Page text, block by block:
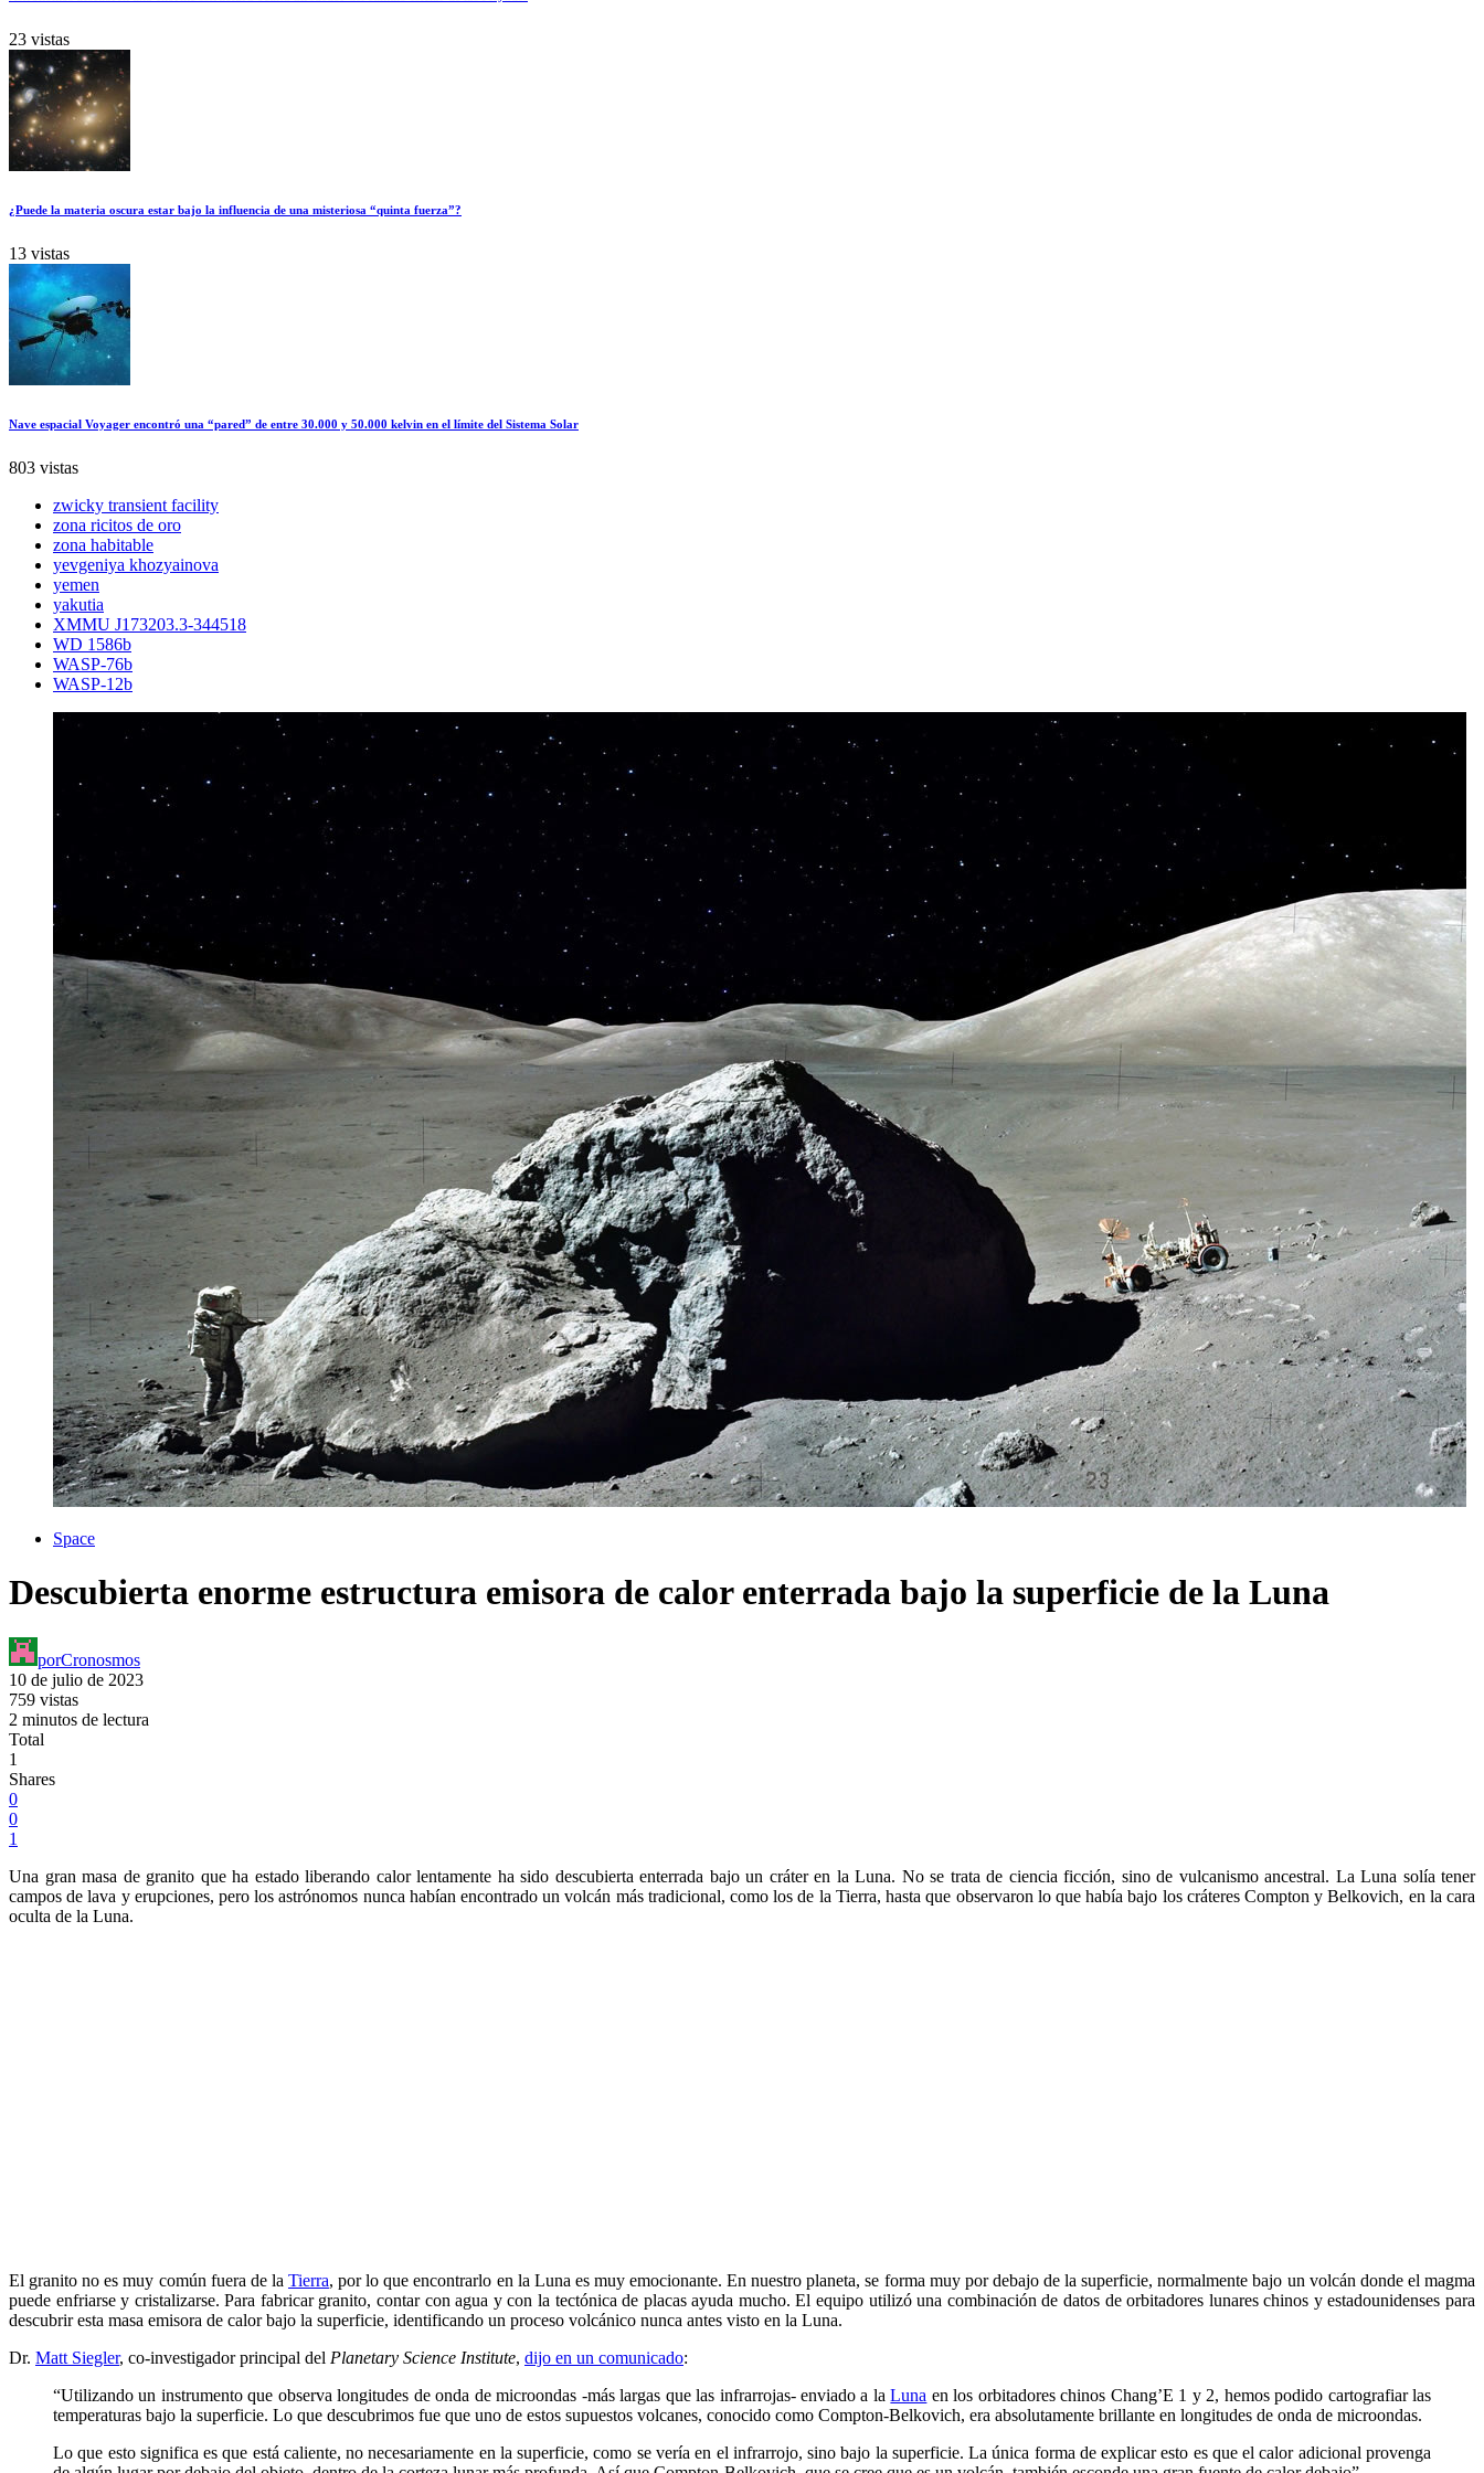
23 vistas
¿Puede la materia oscura estar bajo la influencia de una misteriosa “quinta fuerza”?
13 vistas
Nave espacial Voyager encontró una “pared” de entre 30.000 y 50.000 kelvin en el límite del Sistema Solar
803 vistas
zwicky transient facility
zona ricitos de oro
zona habitable
yevgeniya khozyainova
yemen
yakutia
XMMU J173203.3-344518
WD 1586b
WASP-76b
WASP-12b
Space
Descubierta enorme estructura emisora de calor enterrada bajo la superficie de la Luna
porCronosmos
10 de julio de 2023
759 vistas
2 minutos de lectura
Total
1
Shares
0
0
1
Una gran masa de granito que ha estado liberando calor lentamente ha sido descubierta enterrada bajo un cráter en la Luna. No se trata de ciencia ficción, sino de vulcanismo ancestral. La Luna solía tener
campos de lava y erupciones, pero los astrónomos nunca habían encontrado un volcán más tradicional, como los de la Tierra, hasta que observaron lo que había bajo los cráteres Compton y Belkovich, en la cara
oculta de la Luna.
El granito no es muy común fuera de la Tierra, por lo que encontrarlo en la Luna es muy emocionante. En nuestro planeta, se forma muy por debajo de la superficie, normalmente bajo un volcán donde el magma
puede enfriarse y cristalizarse. Para fabricar granito, contar con agua y con la tectónica de placas ayuda mucho. El equipo utilizó una combinación de datos de orbitadores lunares chinos y estadounidenses para
descubrir esta masa emisora de calor bajo la superficie, identificando un proceso volcánico nunca antes visto en la Luna.
Dr. Matt Siegler, co-investigador principal del Planetary Science Institute, dijo en un comunicado:
“Utilizando un instrumento que observa longitudes de onda de microondas -más largas que las infrarrojas- enviado a laLuna en los orbitadores chinos Chang’E 1 y 2, hemos podido cartografiar las
temperaturas bajo la superficie. Lo que descubrimos fue que uno de estos supuestos volcanes, conocido como Compton-Belkovich, era absolutamente brillante en longitudes de onda de microondas.
Lo que esto significa es que está caliente, no necesariamente en la superficie, como se vería en el infrarrojo, sino bajo la superficie. La única forma de explicar esto es que el calor adicional provenga